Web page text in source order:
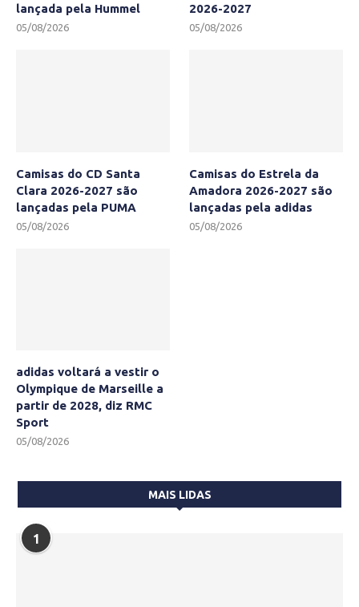
lançada pela Hummel
05/08/2026
2026-2027
05/08/2026
Camisas do CD Santa
Clara 2026-2027 são
lançadas pela PUMA
05/08/2026
Camisas do Estrela da
Amadora 2026-2027 são
lançadas pela adidas
05/08/2026
adidas voltará a vestir o
Olympique de Marseille a
partir de 2028, diz RMC
Sport
05/08/2026
MAIS LIDAS
1